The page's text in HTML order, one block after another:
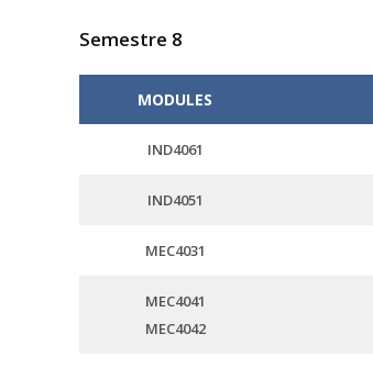
Semestre 8
MODULES
IND4061
IND4051
MEC4031
MEC4041
MEC4042